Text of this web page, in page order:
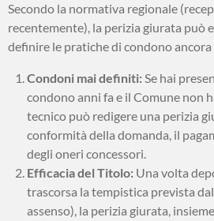
Secondo la normativa regionale
recentemente), la perizia giurata può
definire le pratiche di condono
Condoni mai definiti:Se hai
condono anni fa e il Comune non
tecnico può redigere una perizia
conformità della domanda, il
degli oneri concessori.
Efficacia del Titolo: Una volta
trascorsa la tempistica prevista
assenso), la perizia giurata,